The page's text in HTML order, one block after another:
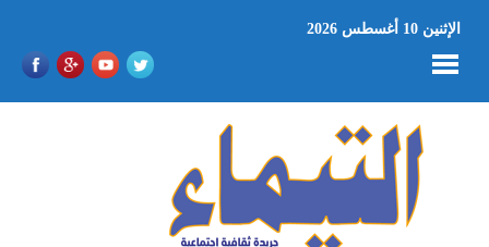
الإثنين 10 أغسطس 2026